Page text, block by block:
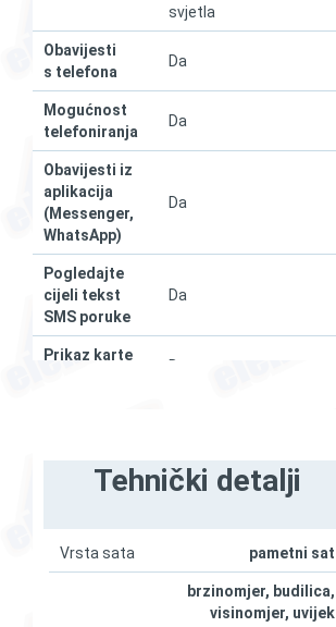
svjetla
Obavijesti
s telefona
Da
Mogućnost
telefoniranja
Da
Obavijesti iz
aplikacija
(Messenger,
WhatsApp)
Da
Pogledajte
cijeli tekst
SMS poruke
Da
Prikaz karte
Da
Dimenzije 49 × 44 × 14,4 mm
Boja
Prirodni titan – Natural
Titanium
Navy Ocean Band remen,
Tehnički detalji
Vrsta sata pametni sat
brzinomjer, budilica,
visinomjer, uvijek